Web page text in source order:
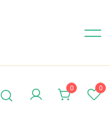
0 0